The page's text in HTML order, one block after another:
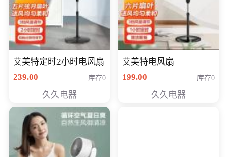
艾美特定时2小时电风扇
239.00
库存0
久久电器
艾美特电风扇
199.00
库存0
久久电器